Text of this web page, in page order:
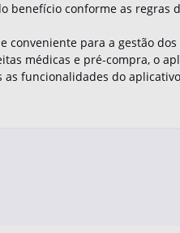
benefício conforme as
conveniente para a gestão
médicas e pré-compra, o
funcionalidades do